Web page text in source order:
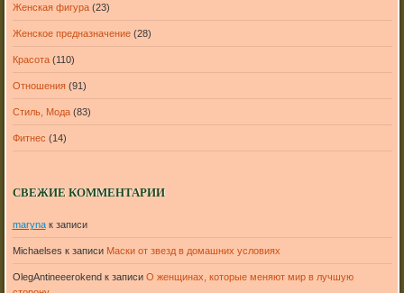
Женская фигура(23)
Женское предназначение(28)
Красота(110)
Отношения(91)
Стиль, Мода(83)
Фитнес (14)
СВЕЖИЕ КОММЕНТАРИИ
marynaк записи
Michaelses к записи Маски от звезд в домашних условиях
OlegAntineeerokendк записи О женщинах, которые меняют мир в лучшую